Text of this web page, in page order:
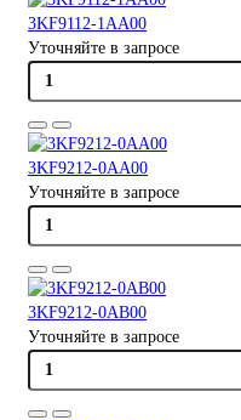
3KF9112-1AA00
Уточняйте в запросе
3KF9212-0AA00
Уточняйте в запросе
3KF9212-0AB00
Уточняйте в запросе